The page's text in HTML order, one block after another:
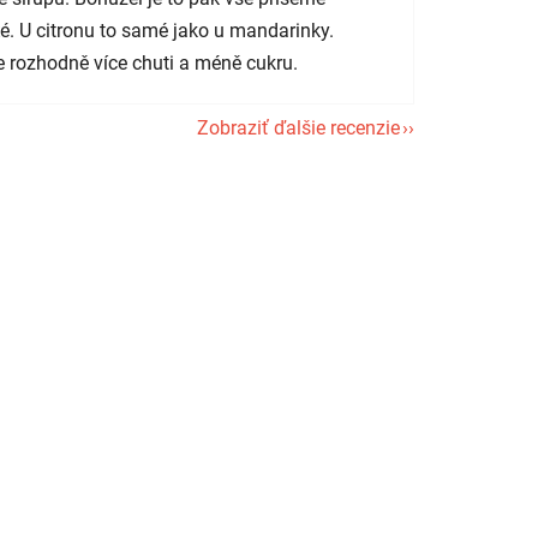
U citronu to samé jako u mandarinky.
rozhodně více chuti a méně cukru.
Zobraziť ďalšie recenzie